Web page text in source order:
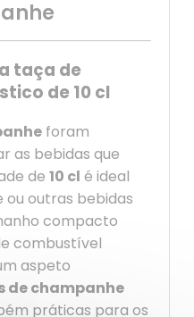
taça de
de 10 cl
foram
as bebidas que
de 10 cl é ideal
outras bebidas
compacto
combustível
aspeto
de champanhe
práticas para os